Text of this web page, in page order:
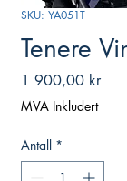
SKU: YA051T
Tenere
1 900,00 krPris
MVA Inkludert
Antall *